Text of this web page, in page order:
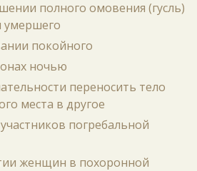
полного омовения (гусль)
умершего
покойного
ночью
переносить тело
места в другое
погребальной
женщин в похоронной